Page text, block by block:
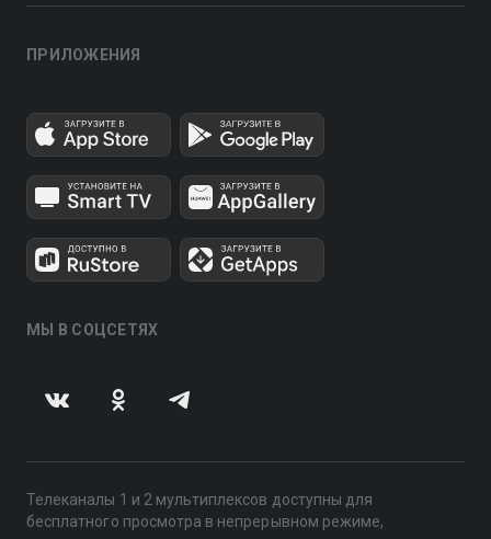
ПРИЛОЖЕНИЯ
МЫ В СОЦСЕТЯХ
Телеканалы 1 и 2 мультиплексов доступны для
бесплатного просмотра в непрерывном режиме,